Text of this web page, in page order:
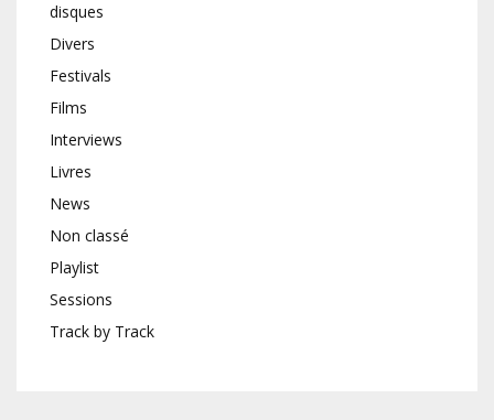
disques
Divers
Festivals
Films
Interviews
Livres
News
Non classé
Playlist
Sessions
Track by Track